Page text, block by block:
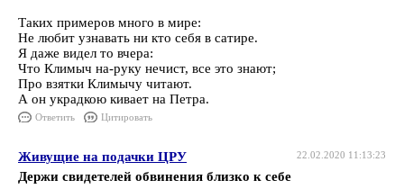
Таких примеров много в мире:
Не любит узнавать ни кто себя в сатире.
Я даже видел то вчера:
Что Климыч на-руку нечист, все это знают;
Про взятки Климычу читают.
А он украдкою кивает на Петра.
Ответить Цитировать
22.02.2020 11:13:23
Живущие на подачки ЦРУ
Держи свидетелей обвинения близко к себе